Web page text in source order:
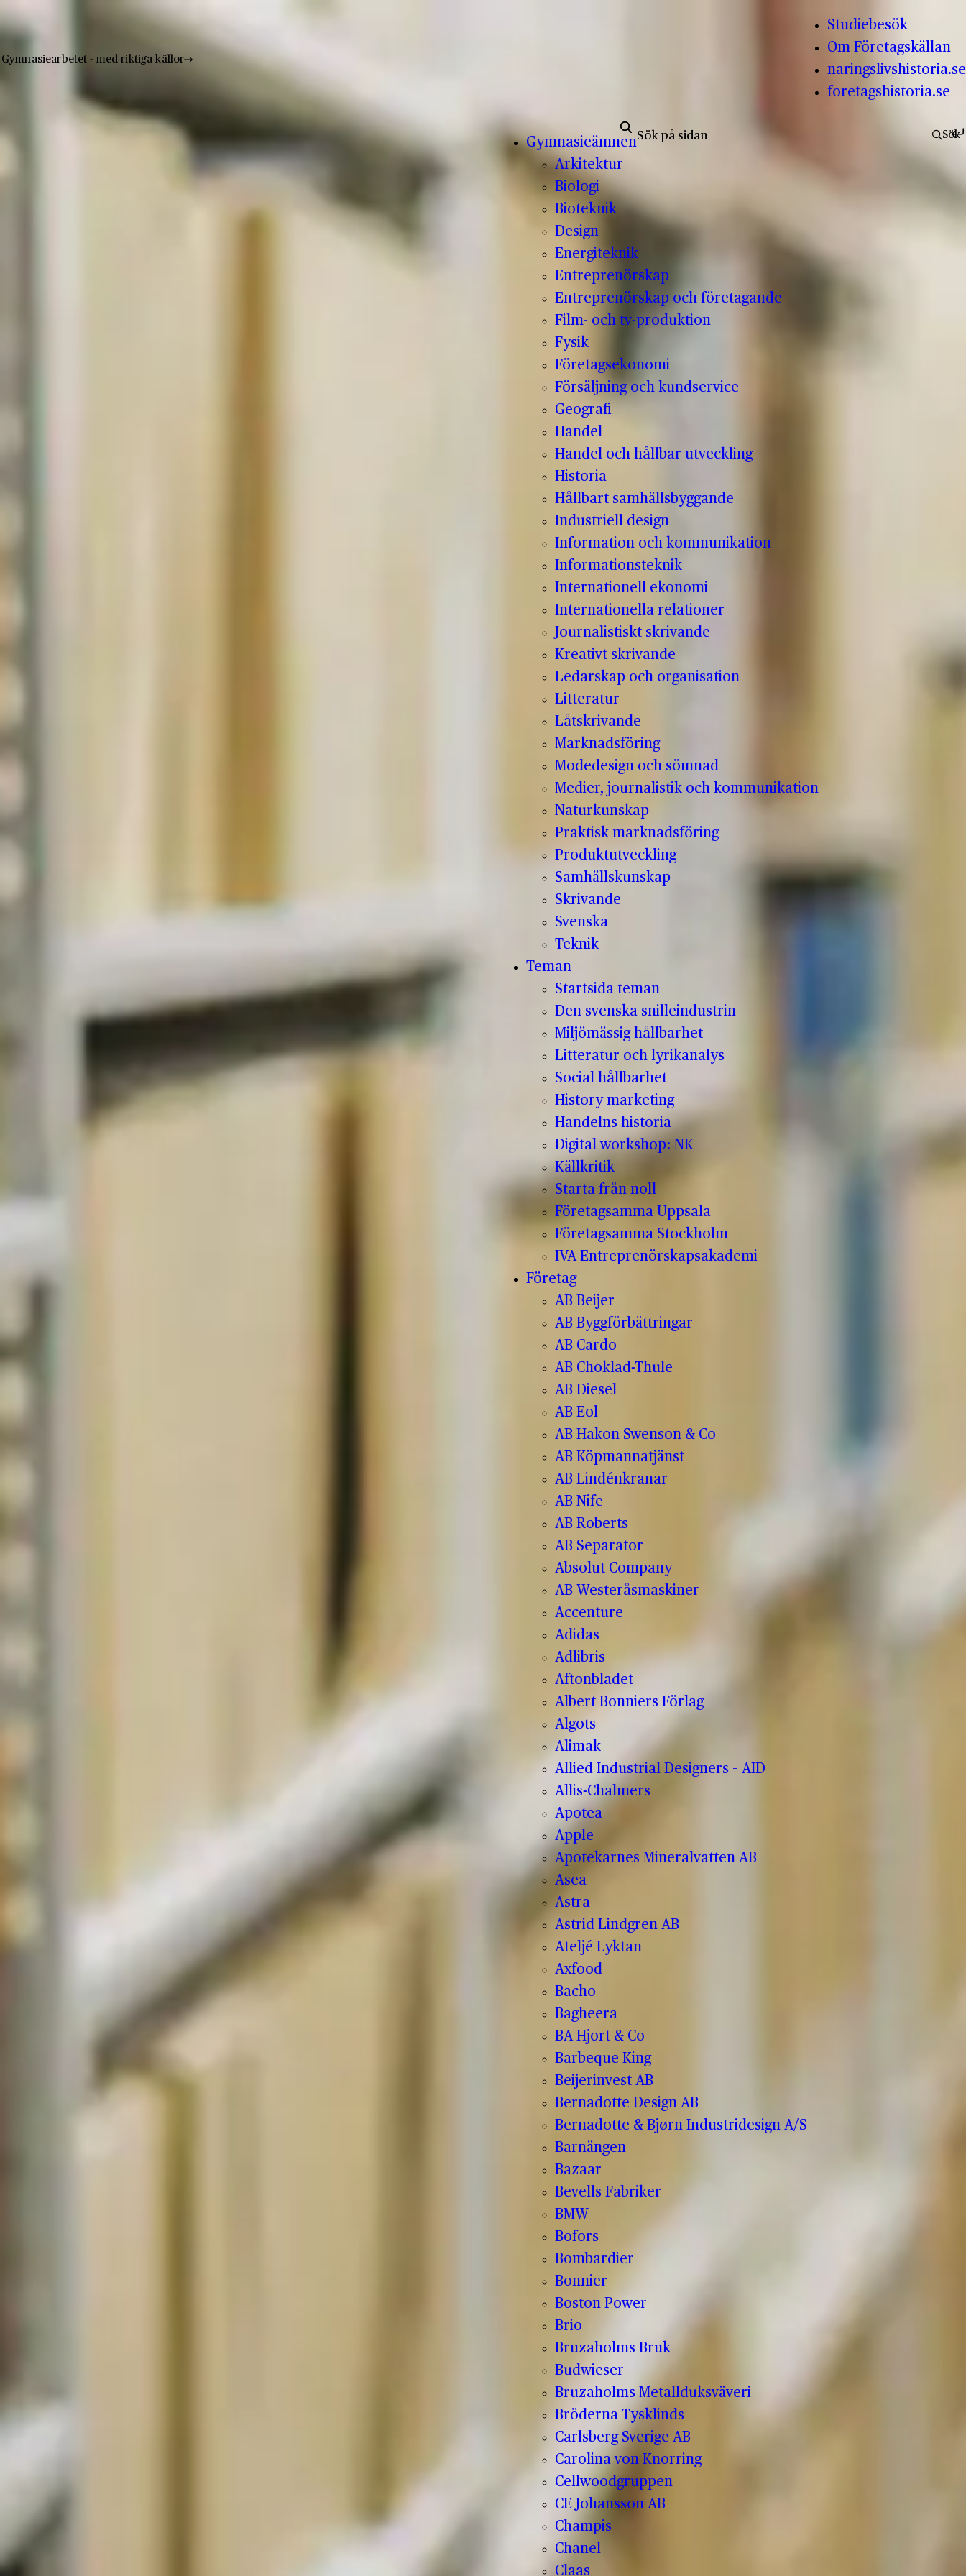
Gymnasiearbetet - med riktiga källor
Studiebesök
Om Företagskällan
naringslivshistoria.se
foretagshistoria.se
Gymnasieämnen
Arkitektur
Biologi
Bioteknik
Design
Energiteknik
Entreprenörskap
Entreprenörskap och företagande
Film- och tv-produktion
Fysik
Företagsekonomi
Försäljning och kundservice
Geografi
Handel
Handel och hållbar utveckling
Historia
Hållbart samhällsbyggande
Industriell design
Information och kommunikation
Informationsteknik
Internationell ekonomi
Internationella relationer
Journalistiskt skrivande
Kreativt skrivande
Ledarskap och organisation
Litteratur
Låtskrivande
Marknadsföring
Modedesign och sömnad
Medier, journalistik och kommunikation
Naturkunskap
Praktisk marknadsföring
Produktutveckling
Samhällskunskap
Skrivande
Svenska
Teknik
Teman
Startsida teman
Den svenska snilleindustrin
Miljömässig hållbarhet
Litteratur och lyrikanalys
Social hållbarhet
History marketing
Handelns historia
Digital workshop: NK
Källkritik
Starta från noll
Företagsamma Uppsala
Företagsamma Stockholm
IVA Entreprenörskapsakademi
Företag
AB Beijer
AB Byggförbättringar
AB Cardo
AB Choklad-Thule
AB Diesel
AB Eol
AB Hakon Swenson & Co
AB Köpmannatjänst
AB Lindénkranar
AB Nife
AB Roberts
AB Separator
Absolut Company
AB Westeråsmaskiner
Accenture
Adidas
Adlibris
Aftonbladet
Albert Bonniers Förlag
Algots
Alimak
Allied Industrial Designers – AID
Allis-Chalmers
Apotea
Apple
Apotekarnes Mineralvatten AB
Asea
Astra
Astrid Lindgren AB
Ateljé Lyktan
Axfood
Bacho
Bagheera
BA Hjort & Co
Barbeque King
Beijerinvest AB
Bernadotte Design AB
Bernadotte & Bjørn Industridesign A/S
Barnängen
Bazaar
Bevells Fabriker
BMW
Bofors
Bombardier
Bonnier
Boston Power
Brio
Bruzaholms Bruk
Budwieser
Bruzaholms Metallduksväveri
Bröderna Tysklinds
Carlsberg Sverige AB
Carolina von Knorring
Cellwoodgruppen
CE Johansson AB
Champis
Chanel
Claas
Sök efter: Sök